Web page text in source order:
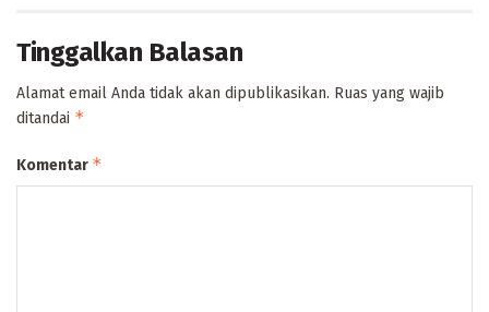
Tinggalkan Balasan
Alamat email Anda tidak akan dipublikasikan. Ruas yang wajib
ditandai *
Komentar *